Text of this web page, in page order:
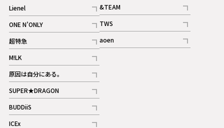
Lienel
記事
ONE N’ONLY
記事
超特急
記事
M!LK
記事
原因は自分にある。
記事
SUPER★DRAGON
記事
BUDDiiS
記事
ICEx
&TEAM
記事
TWS
記事
aoen
記事